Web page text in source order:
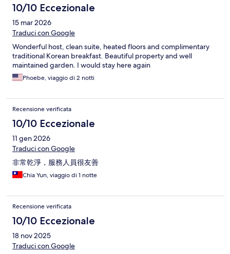
10/10 Eccezionale
15 mar 2026
Traduci con Google
Wonderful host, clean suite, heated floors and complimentary
traditional Korean breakfast. Beautiful property and well
maintained garden. I would stay here again
Phoebe, viaggio di 2 notti
Recensione verificata
10/10 Eccezionale
11 gen 2026
Traduci con Google
非常乾淨，服務人員很友善
Chia Yun, viaggio di 1 notte
Recensione verificata
10/10 Eccezionale
18 nov 2025
Traduci con Google